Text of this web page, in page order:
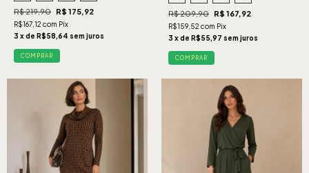
R$ 219,90 R$ 175,92
R$167,12 com Pix
3 x de R$58,64 sem juros
COMPRAR
R$ 209,90 R$ 167,92
R$159,52 com Pix
3 x de R$55,97 sem juros
COMPRAR